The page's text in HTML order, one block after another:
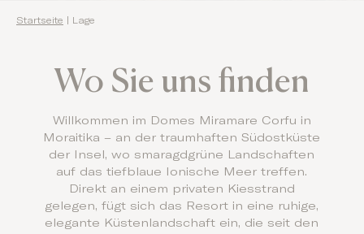
Startseite Lage
Wo Sie uns finden
Willkommen im Domes Miramare Corfu in
Moraitika – an der traumhaften Südostküste
der Insel, wo smaragdgrüne Landschaften
auf das tiefblaue Ionische Meer treffen.
Direkt an einem privaten Kiesstrand
gelegen, fügt sich das Resort in eine ruhige,
elegante Küstenlandschaft ein, die seit den